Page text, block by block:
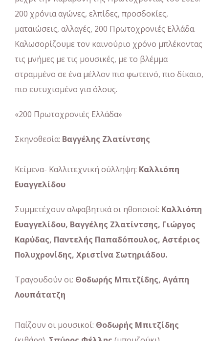
200 χρόνια αγώνες, ελπίδες, προσδοκίες,
ματαιώσεις, αλλαγές, 200 Πρωτοχρονιές Ελλάδα.
Καλωσορίζουμε τον καινούριο χρόνο μπλέκοντας
τις μνήμες με τις μουσικές, με το βλέμμα
στραμμένο σε ένα μέλλον πιο φωτεινό, πιο δίκαιο,
πιο ευτυχισμένο για όλους.
«200 Πρωτοχρονιές Ελλάδα»
Σκηνοθεσία: Βαγγέλης Ζλατίντσης
Κείμενα- Καλλιτεχνική σύλληψη: Καλλιόπη
Ευαγγελίδου
Συμμετέχουν αλφαβητικά οι ηθοποιοί: Καλλιόπη
Ευαγγελίδου, Βαγγέλης Ζλατίντσης, Γιώργος
Καρύδας, Παντελής Παπαδόπουλος, Αστέριος
Πολυχρονίδης, Χριστίνα Σωτηριάδου.
Τραγουδούν οι: Θοδωρής Μπιτζίδης, Αγάπη
Λουπάτατζη
Παίζουν οι μουσικοί: Θοδωρής Μπιτζίδης